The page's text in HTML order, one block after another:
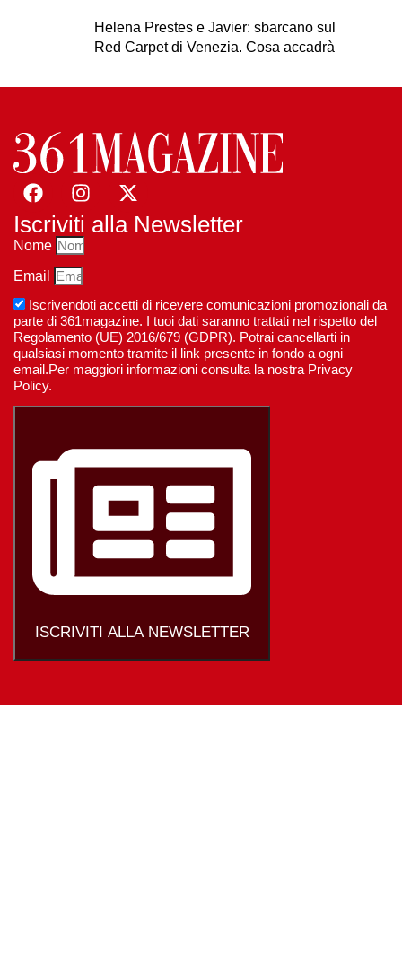
Helena Prestes e Javier: sbarcano sul
Red Carpet di Venezia. Cosa accadrà
Iscriviti alla Newsletter
Nome
Email
Iscrivendoti accetti di ricevere comunicazioni promozionali da
parte di 361magazine. I tuoi dati saranno trattati nel rispetto del
Regolamento (UE) 2016/679 (GDPR). Potrai cancellarti in
qualsiasi momento tramite il link presente in fondo a ogni
email.Per maggiori informazioni consulta la nostra Privacy
Policy.
ISCRIVITI ALLA NEWSLETTER